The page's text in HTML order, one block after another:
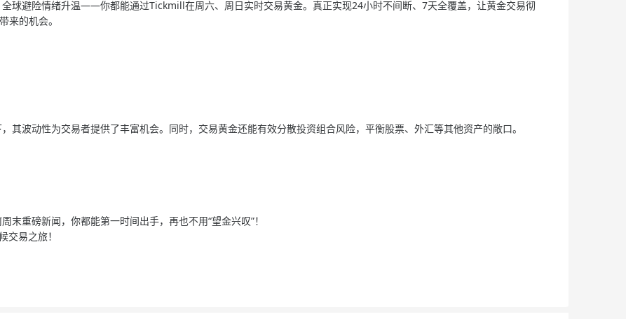
球避险情绪升温——你都能通过Tickmill在周六、周日实时交易黄金。真正实现24小时不间断、7天全覆盖，让黄金交易彻
来的机会。
其波动性为交易者提供了丰富机会。同时，交易黄金还能有效分散投资组合风险，平衡股票、外汇等其他资产的敞口。
重磅新闻，你都能第一时间出手，再也不用“望金兴叹”！
易之旅！